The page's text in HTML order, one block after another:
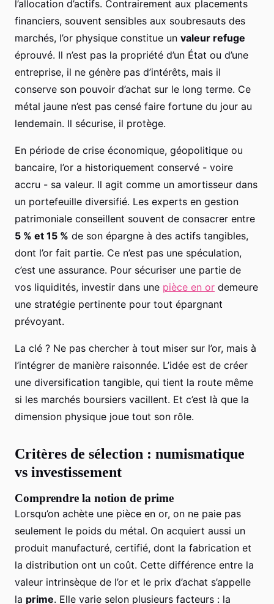
l’allocation d’actifs. Contrairement aux placements
financiers, souvent sensibles aux soubresauts des
marchés, l’or physique constitue un valeur refuge
éprouvé. Il n’est pas la propriété d’un État ou d’une
entreprise, il ne génère pas d’intérêts, mais il
conserve son pouvoir d’achat sur le long terme. Ce
métal jaune n’est pas censé faire fortune du jour au
lendemain. Il sécurise, il protège.
En période de crise économique, géopolitique ou
bancaire, l’or a historiquement conservé - voire
accru - sa valeur. Il agit comme un amortisseur dans
un portefeuille diversifié. Les experts en gestion
patrimoniale conseillent souvent de consacrer entre
5 % et 15 % de son épargne à des actifs tangibles,
dont l’or fait partie. Ce n’est pas une spéculation,
c’est une assurance. Pour sécuriser une partie de
vos liquidités, investir dans une pièce en or demeure
une stratégie pertinente pour tout épargnant
prévoyant.
La clé ? Ne pas chercher à tout miser sur l’or, mais à
l’intégrer de manière raisonnée. L’idée est de créer
une diversification tangible, qui tient la route même
si les marchés boursiers vacillent. Et c’est là que la
dimension physique joue tout son rôle.
Critères de sélection : numismatique
vs investissement
Comprendre la notion de prime
Lorsqu’on achète une pièce en or, on ne paie pas
seulement le poids du métal. On acquiert aussi un
produit manufacturé, certifié, dont la fabrication et
la distribution ont un coût. Cette différence entre la
valeur intrinsèque de l’or et le prix d’achat s’appelle
la prime. Elle varie selon plusieurs facteurs : la